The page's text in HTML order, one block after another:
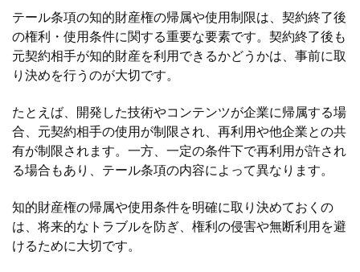
テール条項の知的財産権の帰属や使用制限は、契約終了後
の権利・使用条件に関する重要な要素です。契約終了後も
元契約相手が知的財産を利用できるかどうかは、事前に取
り決めを行うのが大切です。
たとえば、開発した技術やコンテンツが企業に帰属する場
合、元契約相手の使用が制限され、再利用や他企業との共
有が制限されます。一方、一定の条件下で再利用が許され
る場合もあり、テール条項の内容によって異なります。
知的財産権の帰属や使用条件を明確に取り決めておくの
は、将来的なトラブルを防ぎ、権利の侵害や無断利用を避
けるために大切です。